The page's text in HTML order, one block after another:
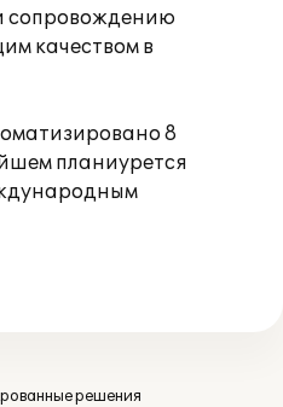
сопровождению
качеством в
8
планиурется
решения